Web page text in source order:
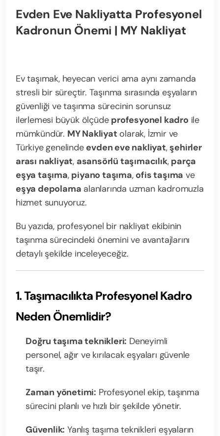
Evden Eve Nakliyatta Profesyonel
Kadronun Önemi | MY Nakliyat
Ev taşımak, heyecan verici ama aynı zamanda
stresli bir süreçtir. Taşınma sırasında eşyaların
güvenliği ve taşınma sürecinin sorunsuz
ilerlemesi büyük ölçüde profesyonel kadro ile
mümkündür. MY Nakliyat olarak, İzmir ve
Türkiye genelinde evden eve nakliyat,şehirler
arası nakliyat, asansörlü taşımacılık, parça
eşya taşıma, piyano taşıma, ofis taşıma ve
eşya depolama alanlarında uzman kadromuzla
hizmet sunuyoruz.
Bu yazıda, profesyonel bir nakliyat ekibinin
taşınma sürecindeki önemini ve avantajlarını
detaylı şekilde inceleyeceğiz.
1. Taşımacılıkta Profesyonel Kadro
Neden Önemlidir?
Doğru taşıma teknikleri: Deneyimli
personel, ağır ve kırılacak eşyaları güvenle
taşır.
Zaman yönetimi: Profesyonel ekip, taşınma
sürecini planlı ve hızlı bir şekilde yönetir.
Güvenlik: Yanlış taşıma teknikleri eşyaların